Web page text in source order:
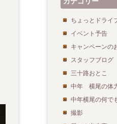
ちょっとドライ
イベント予告
キャンペーンの
スタッフブログ
三十路おとこ
中年 横尾の体
中年横尾の何で
撮影